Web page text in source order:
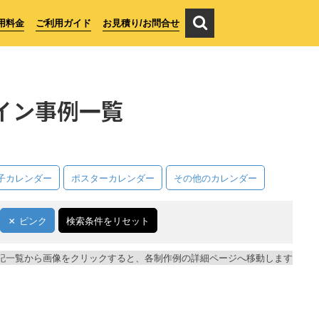
料金 ご利用ガイド お見積り/お問合せ
ン事例一覧
カレンダー ポスターカレンダー その他のカレンダー
ピンク 検索条件をリセット
一覧から画像をクリックすると、各制作例の詳細ページへ移動します